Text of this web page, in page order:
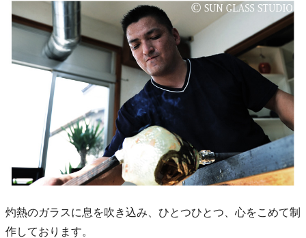
灼熱のガラスに息を吹き込み、ひとつひとつ、心をこめて制
作しております。